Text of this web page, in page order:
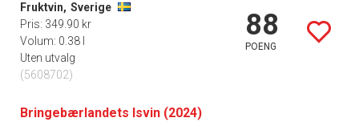
Fruktvin, Sverige
Pris: 349.90 kr
Volum: 0.38 l
Uten utvalg
(5608702)
88
POENG
Bringebærlandets Isvin (2024)